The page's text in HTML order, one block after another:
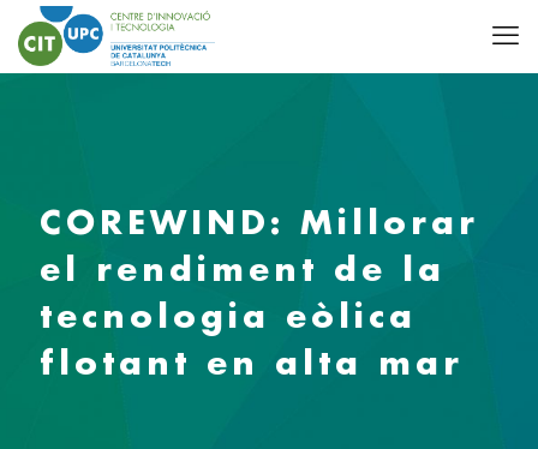
COREWIND: Millorar
el rendiment de la
tecnologia eòlica
flotant en alta mar